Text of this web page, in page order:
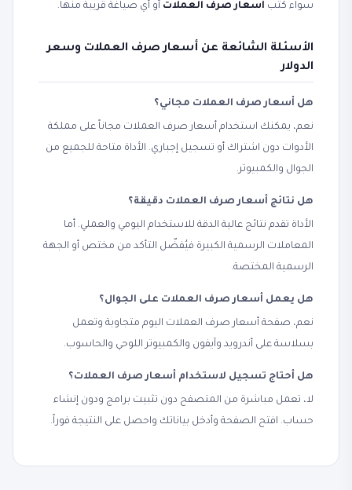
سواء كتب أسعار صرف العملات أو أي صياغة قريبة منها.
الأسئلة الشائعة عن أسعار صرف العملات وسعر
الدولار
هل أسعار صرف العملات مجاني؟
نعم، يمكنك استخدام أسعار صرف العملات مجاناً على مملكة
الأدوات دون اشتراك أو تسجيل إجباري. الأداة متاحة للجميع من
الجوال والكمبيوتر.
هل نتائج أسعار صرف العملات دقيقة؟
الأداة تقدم نتائج عالية الدقة للاستخدام اليومي والعملي. أما
المعاملات الرسمية الكبيرة فيُفضّل التأكد من مختص أو الجهة
الرسمية المختصة.
هل يعمل أسعار صرف العملات على الجوال؟
نعم، صفحة أسعار صرف العملات اليوم متجاوبة وتعمل
بسلاسة على أندرويد وآيفون والكمبيوتر اللوحي والحاسوب.
هل أحتاج تسجيل لاستخدام أسعار صرف العملات؟
لا، تعمل مباشرة من المتصفح دون تثبيت برامج ودون إنشاء
حساب. افتح الصفحة وأدخل بياناتك واحصل على النتيجة فوراً.